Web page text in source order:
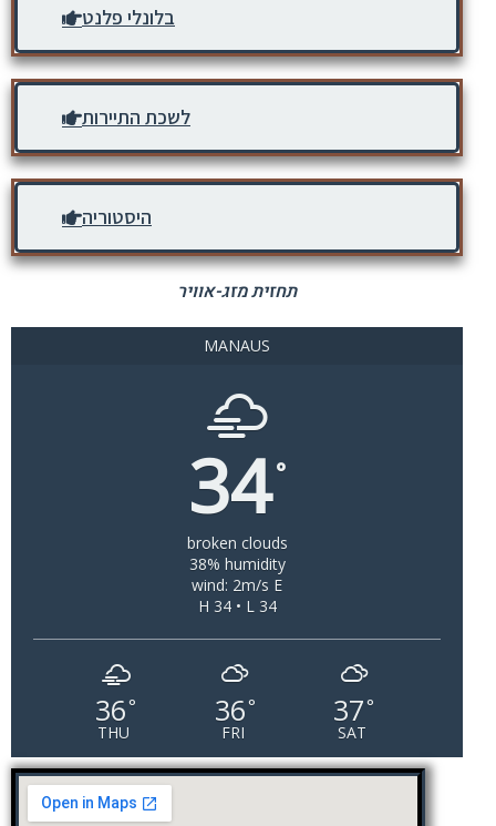
בלונלי פלנט
לשכת התיירות
היסטוריה
תחזית מזג-אוויר
MANAUS
34°
broken clouds
38% humidity
wind: 2m/s E
H 34 • L 34
36°
THU
36°
FRI
37°
SAT